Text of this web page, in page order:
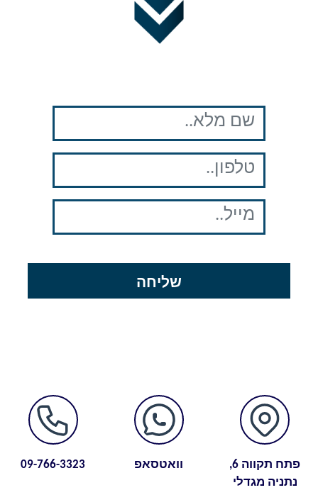
שליחה
09-766-3323 וואטסאפ
פתח תקווה 6,
נתניה מגדלי